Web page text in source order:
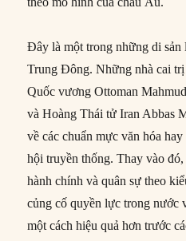
Đây là một trong những di sản
Trung Đông. Những nhà cai
Quốc vương Ottoman
và Hoàng Thái tử Iran Abbas
về các chuẩn mực văn hóa
hội truyền thống. Thay vào
hành chính và quân sự theo
củng cố quyền lực trong nước
một cách hiệu quả hơn trước